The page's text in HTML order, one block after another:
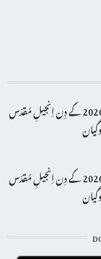
آج مورخہ 8 اگست 2026 کے دِن اِنجیلِ مُقدّس
آج مورخہ 6 اگست 2026 کے دِن اِنجیلِ مُقدّس